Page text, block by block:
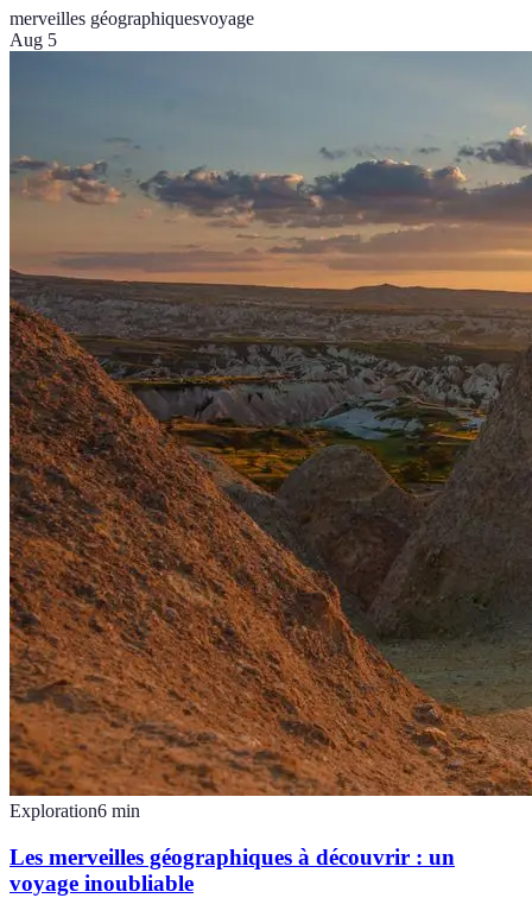
merveilles géographiquesvoyage
Aug 5
Exploration6 min
Les merveilles géographiques à découvrir : un
voyage inoubliable